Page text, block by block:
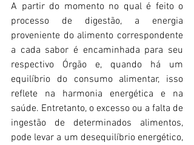
A partir do momento no qual é feito o
processo de digestão, a energia
proveniente do alimento correspondente
a cada sabor é encaminhada para seu
respectivo Órgão e, quando há um
equilíbrio do consumo alimentar, isso
reflete na harmonia energética e na
saúde. Entretanto, o excesso ou a falta de
ingestão de determinados alimentos,
pode levar a um desequilíbrio energético,